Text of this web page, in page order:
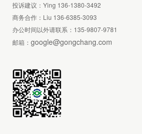
投诉建议：Ying 136-1380-3492
商务合作：Liu 136-6385-3093
办公时间以外请联系： 135-9807-9781
邮箱： google@gongchang.com